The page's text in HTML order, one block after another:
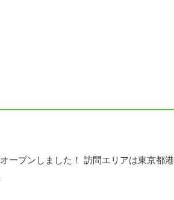
ープンしました！ 訪問エリアは東京都港